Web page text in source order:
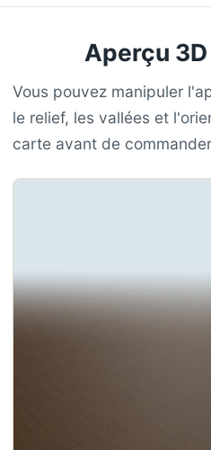
Aperçu
Vous pouvez manipuler
le relief, les vallées et
carte avant de